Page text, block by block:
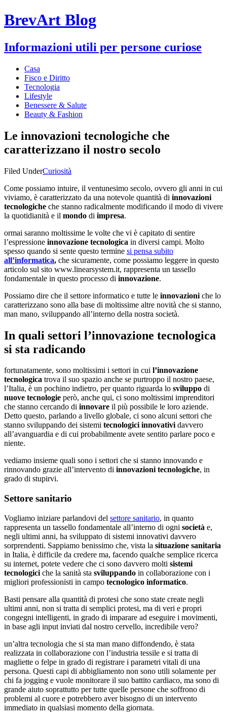
BrevArt Blog
Informazioni utili per persone curiose
Casa
Fisco e Diritto
Tecnologia
Lifestyle
Benessere & Salute
Beauty & Fashion
Le innovazioni tecnologiche che
caratterizzano il nostro secolo
Filed UnderCuriosità
Come possiamo intuire, il ventunesimo secolo, ovvero gli anni in cui
viviamo, è caratterizzato da una notevole quantità di innovazioni
tecnologiche che stanno radicalmente modificando il modo di vivere
la quotidianità e il mondo di impresa.
ormai saranno moltissime le volte che vi è capitato di sentire
l’espressione innovazione tecnologica in diversi campi. Molto
spesso quando si sente questo termine si pensa subito
all’informatica, che sicuramente, come possiamo leggere in questo
articolo sul sito www.linearsystem.it, rappresenta un tassello
fondamentale in questo processo di innovazione.
Possiamo dire che il settore informatico e tutte le innovazioni che lo
caratterizzano sono alla base di moltissime altre novità che si stanno,
man mano, sviluppando all’interno della nostra società.
In quali settori l’innovazione tecnologica
si sta radicando
fortunatamente, sono moltissimi i settori in cui l’innovazione
tecnologica trova il suo spazio anche se purtroppo il nostro paese,
l’Italia, è un pochino indietro, per quanto riguarda lo sviluppo di
nuove tecnologie però, anche qui, ci sono moltissimi imprenditori
che stanno cercando di innovare il più possibile le loro aziende.
Detto questo, parlando a livello globale, ci sono alcuni settori che
stanno sviluppando dei sistemi tecnologici innovatividavvero
all’avanguardia e di cui probabilmente avete sentito parlare poco e
niente.
vediamo insieme quali sono i settori che si stanno innovando e
rinnovando grazie all’intervento di innovazioni tecnologiche, in
grado di stupirvi.
Settore sanitario
Vogliamo iniziare parlandovi del settore sanitario, in quanto
rappresenta un tassello fondamentale all’interno di ogni società e,
negli ultimi anni, ha sviluppato di sistemi innovativi davvero
sorprendenti. Sappiamo benissimo che, vista la situazione sanitaria
in Italia, è difficile da credere ma, facendo qualche semplice ricerca
su internet, potete vedere che ci sono davvero molti sistemi
tecnologici che la sanità sta sviluppando in collaborazione con i
migliori professionisti in campo tecnologico informatico.
Basti pensare alla quantità di protesi che sono state create negli
ultimi anni, non si tratta di semplici protesi, ma di veri e propri
congegni intelligenti, in grado di imparare ad eseguire i movimenti,
in base agli input inviati dal nostro cervello, incredibile vero?
un’altra tecnologia che si sta man mano diffondendo, è stata
realizzata in collaborazione con l’industria tessile e si tratta di
magliette o felpe in grado di registrare i parametri vitali di una
persona. Questi capi di abbigliamento non sono utili solamente per
chi fa jogging e vuole monitorare il suo battito cardiaco, ma sono di
grande aiuto soprattutto per tutte quelle persone che soffrono di
problemi al cuore e potrebbero aver bisogno di un intervento
immediato in qualsiasi momento della giornata.